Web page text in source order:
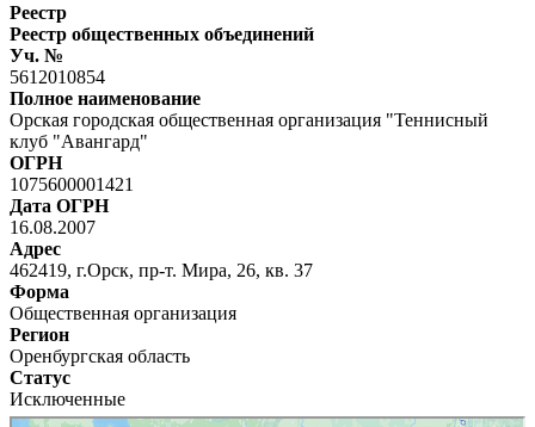
Реестр
Реестр общественных объединений
Уч. №
5612010854
Полное наименование
Орская городская общественная организация "Теннисный
клуб "Авангард"
ОГРН
1075600001421
Дата ОГРН
16.08.2007
Адрес
462419, г.Орск, пр-т. Мира, 26, кв. 37
Форма
Общественная организация
Регион
Оренбургская область
Статус
Исключенные